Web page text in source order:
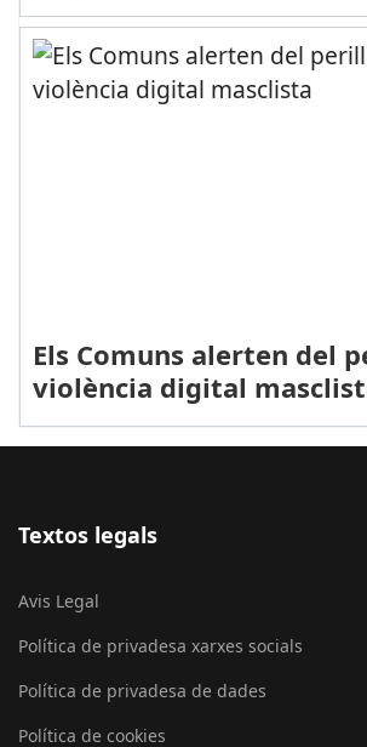
Els Comuns alerten del
violència digital
Textos legals
Avis Legal
Política de privadesa xarxes socials
Política de privadesa de dades
Política de cookies